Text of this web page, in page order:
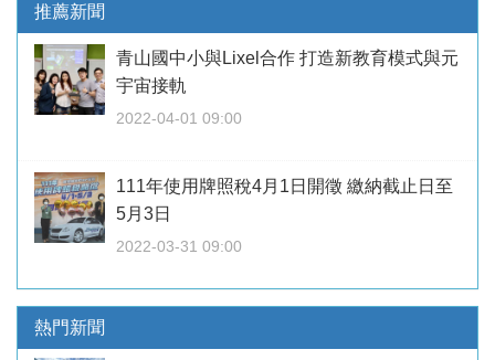
推薦新聞
青山國中小與Lixel合作 打造新教育模式與元
宇宙接軌
2022-04-01 09:00
111年使用牌照稅4月1日開徵 繳納截止日至
5月3日
2022-03-31 09:00
熱門新聞